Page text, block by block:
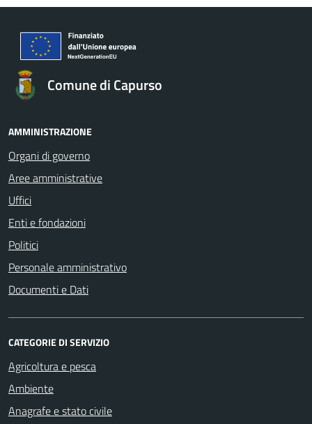
Comune di Capurso
AMMINISTRAZIONE
Organi di governo
Aree amministrative
Uffici
Enti e fondazioni
Politici
Personale amministrativo
Documenti e Dati
CATEGORIE DI SERVIZIO
Agricoltura e pesca
Ambiente
Anagrafe e stato civile